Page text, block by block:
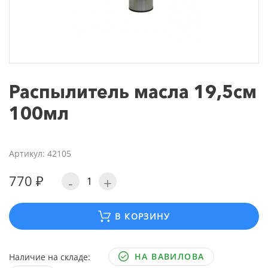
Распылитель масла 19,5см
100мл
Артикул: 42105
770 ₽ - +
В КОРЗИНУ
Наличие на складе:
НА ВАВИЛОВА